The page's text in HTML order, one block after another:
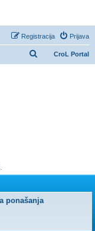
Prijava
Registracija
CroL Portal
ponašanja